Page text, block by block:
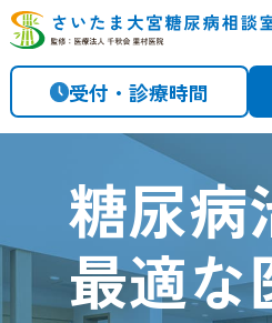
受付・診療時間
糖尿病
最適な